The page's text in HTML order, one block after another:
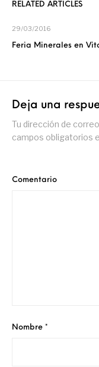
RELATED ARTICLES
29/03/2016
Feria Minerales en
Deja una
Tu dirección de
campos obligatorios
Comentario
Nombre *